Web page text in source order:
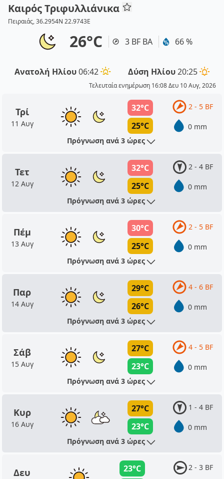
Καιρός Τριφυλλιάνικα
Πειραιάς, 36.2954N 22.9743E
26°C 3 BF ΒΑ 66 %
Ανατολή Ηλίου06:42 Δύση Ηλίου20:25
Τελευταία ενημέρωση 16:08 Δευ 10 Αυγ, 2026
Τρί
11 Αυγ
32°C
25°C
2 - 5 BF
0 mm
Πρόγνωση ανά 3 ώρες
Τετ
12 Αυγ
32°C
25°C
2 - 4 BF
0 mm
Πρόγνωση ανά 3 ώρες
Πέμ
13 Αυγ
30°C
25°C
2 - 5 BF
0 mm
Πρόγνωση ανά 3 ώρες
Παρ
14 Αυγ
29°C
26°C
4 - 6 BF
0 mm
Πρόγνωση ανά 3 ώρες
Σάβ
15 Αυγ
27°C
23°C
4 - 5 BF
0 mm
Πρόγνωση ανά 3 ώρες
Κυρ
16 Αυγ
27°C
23°C
1 - 4 BF
0 mm
Πρόγνωση ανά 3 ώρες
Δευ
23°C
2 - 3 BF